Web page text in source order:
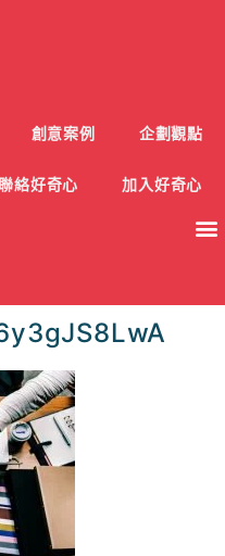
創意案例 企劃觀點
絡好奇心 加入好奇心